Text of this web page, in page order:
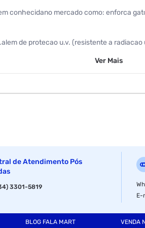
conhecidano mercado como: enforca
de protecao u.v. (resistente a
Ver Mais
de Atendimento Pós
3301-5819
E-
BLOG FALA MART VENDA